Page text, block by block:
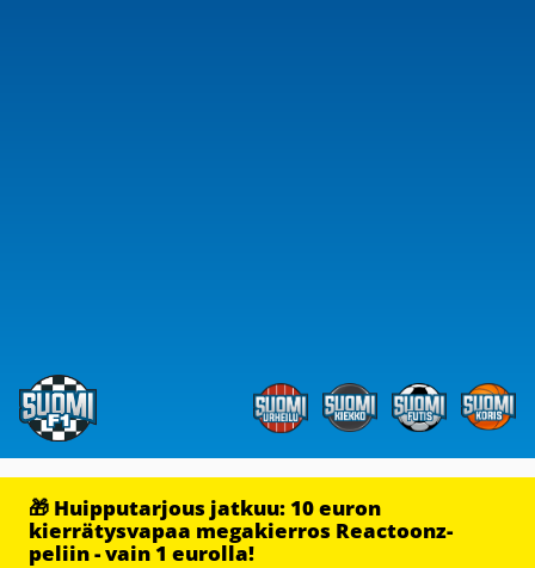
🎁 Huipputarjous jatkuu: 10 euron
kierrätysvapaa megakierros Reactoonz-
peliin - vain 1 eurolla!